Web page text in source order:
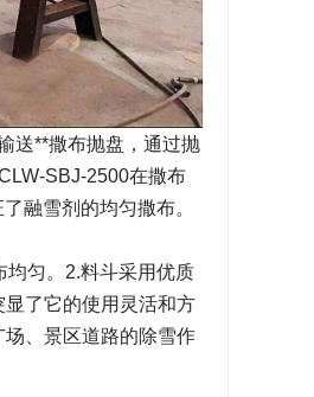
送**撒布抛盘，通过抛
SBJ-2500在撒布
融雪剂的均匀撒布。
均匀。2.料斗采用优质
了它的使用灵活和方
、景区道路的除雪作